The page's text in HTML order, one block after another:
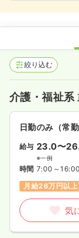
医療特
絞り込む
介護・福祉系
日勤のみ（常勤
給与 23.0〜
※一例
時間 7:00～16:00
月給26万円以上
気